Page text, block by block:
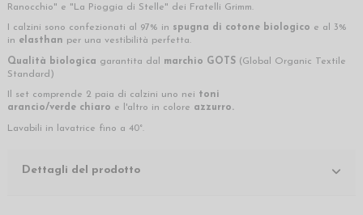
Ranocchio" e "La Pioggia di Stelle" dei Fratelli Grimm.
I calzini sono confezionati al 97% in spugna di cotone biologico e al 3%
in elasthan per una vestibilità perfetta.
Qualità biologica garantita dal marchio GOTS (Global Organic Textile
Standard)
Il set comprende 2 paia di calzini uno nei toni
arancio/verde chiaro e l'altro in colore azzurro.
Lavabili in lavatrice fino a 40°.
Dettagli del prodotto